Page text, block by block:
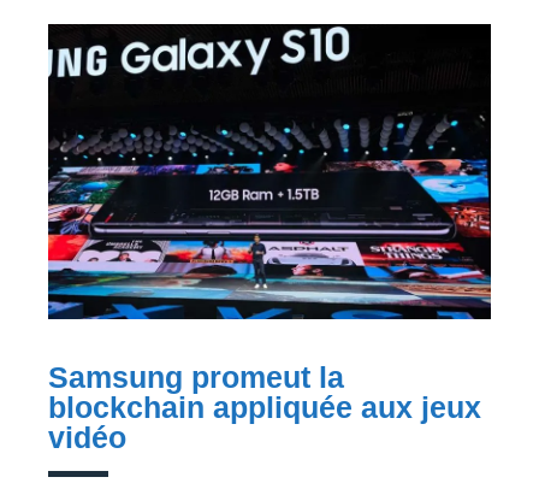
Samsung promeut la
blockchain appliquée aux jeux
vidéo